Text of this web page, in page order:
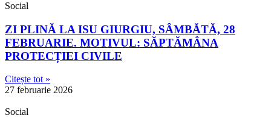
Social
ZI PLINĂ LA ISU GIURGIU, SÂMBĂTĂ, 28
FEBRUARIE. MOTIVUL: SĂPTĂMÂNA
PROTECȚIEI CIVILE
Citește tot »
27 februarie 2026
Social